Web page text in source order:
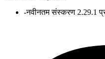
-नवीनतम संस्करण 2.29.1